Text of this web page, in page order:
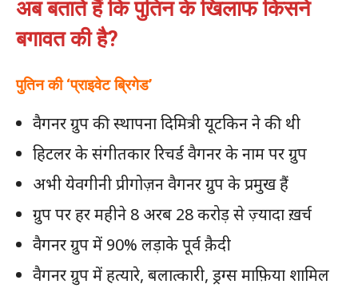
अब बताते हैं कि पुतिन के खिलाफ किसने
बगावत की है?
पुतिन की ‘प्राइवेट ब्रिगेड’
वैगनर ग्रुप की स्थापना दिमित्री यूटकिन ने की थी
हिटलर के संगीतकार रिचर्ड वैगनर के नाम पर ग्रुप
अभी येवगीनी प्रीगोज़न वैगनर ग्रुप के प्रमुख हैं
ग्रुप पर हर महीने 8 अरब 28 करोड़ से ज़्यादा ख़र्च
वैगनर ग्रुप में 90% लड़ाके पूर्व कै़दी
वैगनर ग्रुप में हत्यारे, बलात्कारी, ड्रग्स माफ़िया शामिल